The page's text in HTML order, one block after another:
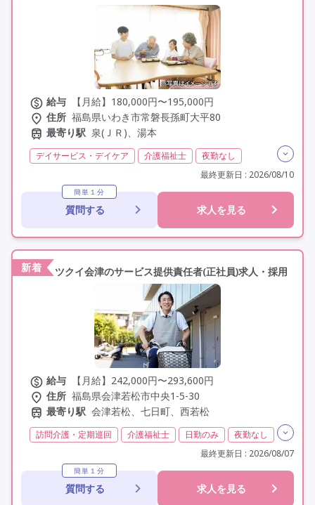
給与
【月給】180,000円〜195,000円
住所 福島県いわき市常磐長孫町大平80
最寄り駅 泉(ＪＲ)、湯本
デイサービス・デイケア 介護福祉士
夜勤なし
常勤
社会保険完備
交通費支給 学歴不問
定年60歳以上
車通勤可
資格取得支援 研修制度あり
最終更新日 : 2026/08/10
簡単１分
質問する 求人を見る
新着 ツクイ会津のサービス提供責任者(正社員)求人・採用
給与
【月給】242,000円〜293,600円
住所 福島県会津若松市中央1-5-30
最寄り駅 会津若松、七日町、西若松
訪問介護・定期巡回 介護福祉士 日勤のみ
夜勤なし
社会保険完備
交通費支給
年間休日110日以上
学歴不問
定年60歳以上
定年65歳以上
車通勤可
資格取得支援
最終更新日 : 2026/08/07
簡単１分
質問する 求人を見る